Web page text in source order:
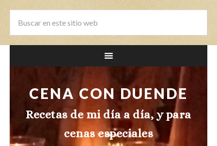
CENA CON DUENDE
Recetas de mi día a día, y para
cenas especiales